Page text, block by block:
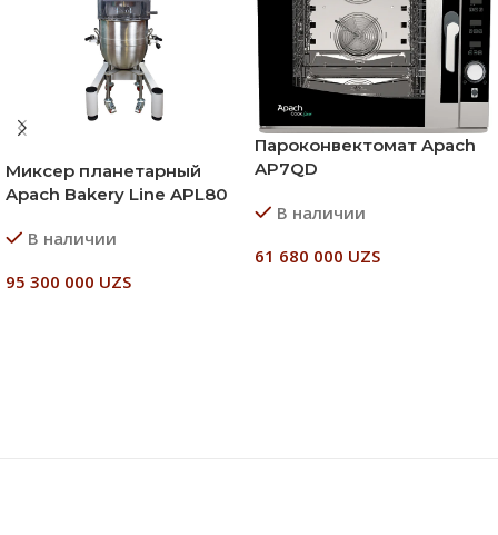
Миксер планетарный
Apach Bakery Line APL80
В наличии
95 300 000 UZS
Пароконвектомат Apach
AP7QD
В наличии
61 680 000 UZS